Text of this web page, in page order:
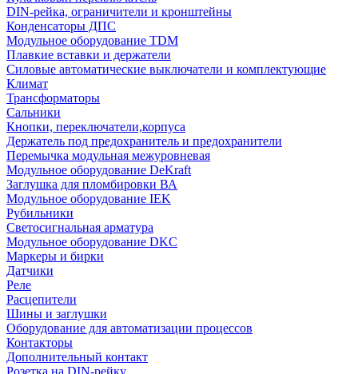
DIN-рейка, ограничители и кронштейны
Конденсаторы ДПС
Модульное оборудование TDM
Плавкие вставки и держатели
Силовые автоматические выключатели и комплектующие
Климат
Трансформаторы
Сальники
Кнопки, переключатели,корпуса
Держатель под предохранитель и предохранители
Перемычка модульная межуровневая
Модульное оборудование DeKraft
Заглушка для пломбировки ВА
Модульное оборудование IEK
Рубильники
Светосигнальная арматура
Модульное оборудование DKC
Маркеры и бирки
Датчики
Реле
Расцепители
Шины и заглушки
Оборудование для автоматизации процессов
Контакторы
Дополнительный контакт
Розетка на DIN-рейку